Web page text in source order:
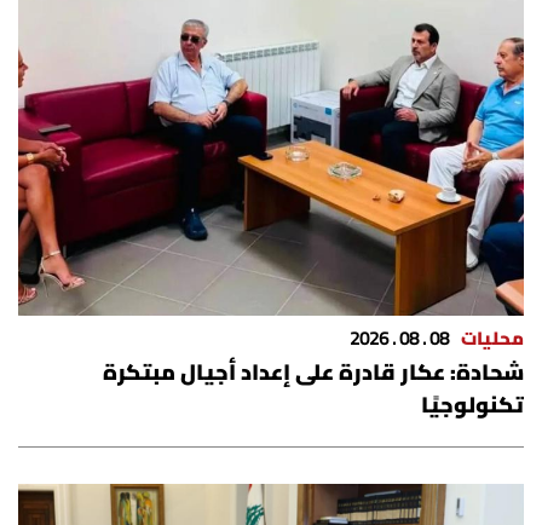
من نحن
للتواصل معنا
شروط الاستخدام
شروط الإشتراك
محليات 08 . 08 . 2026
شحادة: عكار قادرة على إعداد أجيال مبتكرة
تكنولوجيًا